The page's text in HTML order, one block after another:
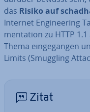
das Risiko auf
Internet En­gi­nee­ring
men­ta­ti­on zu HTTP
Thema ein­ge­gan­gen
Limits (Smuggling
Zitat